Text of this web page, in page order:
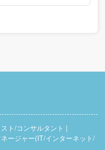
ト/コンサルタント
ージャー(IT/インターネット/